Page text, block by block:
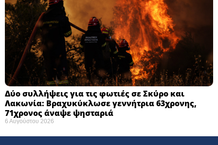
Δύο συλλήψεις για τις φωτιές σε Σκύρο και
Λακωνία: Βραχυκύκλωσε γεννήτρια 63χρονης,
71χρονος άναψε ψησταριά
6 Αυγούστου 2026